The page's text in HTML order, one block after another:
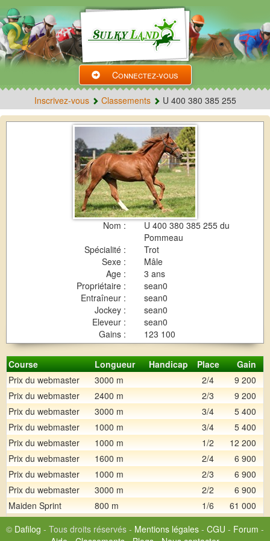
Connectez-vous
Inscrivez-vous Classements U 400 380 385 255
Nom :
U 400 380 385 255 du
Pommeau
Spécialité :
Trot
Sexe :
Mâle
Age :
3 ans
Propriétaire :
sean0
Entraîneur :
sean0
Jockey :
sean0
Eleveur :
sean0
Gains :
123 100
Course Longueur Handicap Place
Gain
Prix du webmaster
3000 m 2/4 9 200
Prix du webmaster
2400 m 2/3 9 200
Prix du webmaster
3000 m 3/4 5 400
Prix du webmaster
1000 m 3/4 5 400
Prix du webmaster
1000 m 1/2 12 200
Prix du webmaster
1600 m 2/4 6 900
Prix du webmaster
1000 m 2/3 6 900
Prix du webmaster
3000 m 2/2 6 900
Maiden Sprint
800 m 1/6 61 000
© Dafilog - Tous droits réservés - Mentions légales - CGU - Forum -